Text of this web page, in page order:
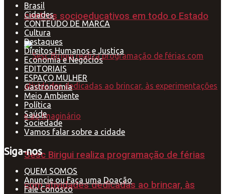
centros socioeducativos em todo o Estado
Sesc Birigui realiza programação de férias
com atividades dedicadas ao brincar, às
Brasil
Cidades
CONTEÚDO DE MARCA
Cultura
Destaques
Direitos Humanos e Justiça
Economia e Negócios
EDITORIAIS
ESPAÇO MULHER
Gastronomia
Meio Ambiente
Política
Saúde
Sociedade
Vamos falar sobre a cidade
Siga-nos
QUEM SOMOS
Anuncie ou Faça uma Doação
Fale Conosco